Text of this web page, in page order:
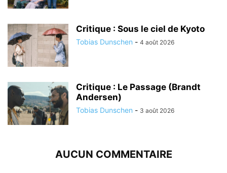
Critique : Sous le ciel de Kyoto
Tobias Dunschen - 4 août 2026
Critique : Le Passage (Brandt
Andersen)
Tobias Dunschen - 3 août 2026
AUCUN COMMENTAIRE